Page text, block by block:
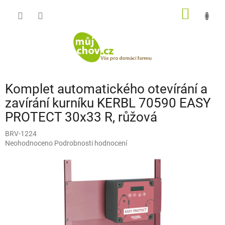
Komplet automatického otevírání a
zavírání kurníku KERBL 70590 EASY
PROTECT 30x33 R, růžová
BRV-1224
Průměrné
Neohodnoceno Podrobnosti hodnocení